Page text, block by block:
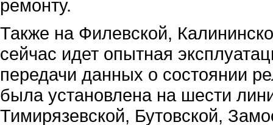
ремонту.
Также на Филевской,
сейчас идет опытная
передачи данных о состоянии
была установлена на шести
Тимирязевской, Бутовской,